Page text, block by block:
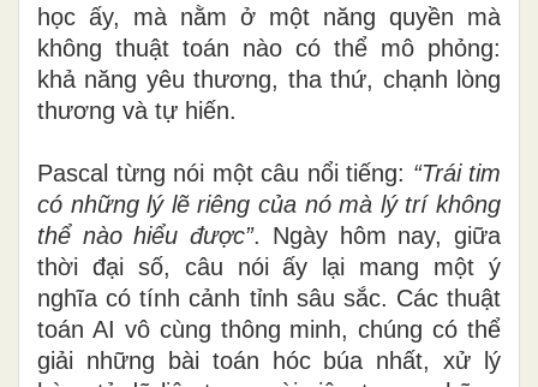
học ấy, mà nằm ở một năng quyền mà
không thuật toán nào có thể mô phỏng:
khả năng yêu thương, tha thứ, chạnh lòng
thương và tự hiến.
Pascal từng nói một câu nổi tiếng: “Trái tim
có những lý lẽ riêng của nó mà lý trí không
thể nào hiểu được”. Ngày hôm nay, giữa
thời đại số, câu nói ấy lại mang một ý
nghĩa có tính cảnh tỉnh sâu sắc. Các thuật
toán AI vô cùng thông minh, chúng có thể
giải những bài toán hóc búa nhất, xử lý